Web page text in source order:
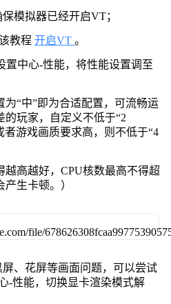
模拟器已经开启VT；
教程 开启VT 。
置中心-性能，将性能设置调至
为“中”即为合适配置，可流畅运
玩家，自定义不低于“2
者游戏画质要求高，则不低于“4
越高越好，CPU核数最高不得超
生卡顿。）
、花屏等画面问题，可以尝试
-性能，切换显卡渲染模式解